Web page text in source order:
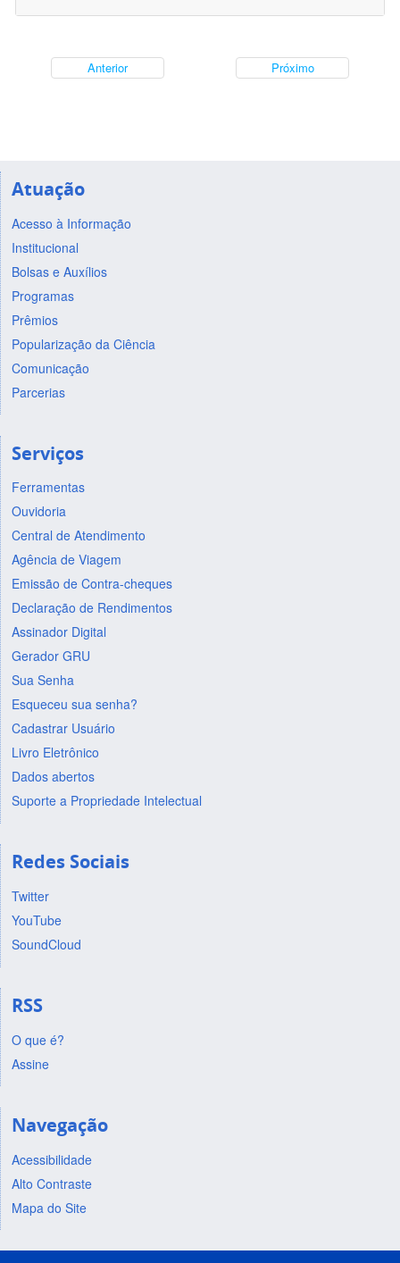
Anterior Próximo
Atuação
Acesso à Informação
Institucional
Bolsas e Auxílios
Programas
Prêmios
Popularização da Ciência
Comunicação
Parcerias
Serviços
Ferramentas
Ouvidoria
Central de Atendimento
Agência de Viagem
Emissão de Contra-cheques
Declaração de Rendimentos
Assinador Digital
Gerador GRU
Sua Senha
Esqueceu sua senha?
Cadastrar Usuário
Livro Eletrônico
Dados abertos
Suporte a Propriedade Intelectual
Redes Sociais
Twitter
YouTube
SoundCloud
RSS
O que é?
Assine
Navegação
Acessibilidade
Alto Contraste
Mapa do Site